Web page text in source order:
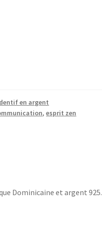
en argent
,esprit zen
Dominicaine et argent 925.